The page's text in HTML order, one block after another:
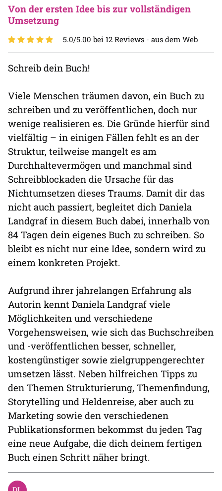
Von der ersten Idee bis zur vollständigen
Umsetzung
5.0/5.00 bei 12 Reviews - aus dem Web
Schreib dein Buch!
Viele Menschen träumen davon, ein Buch zu
schreiben und zu veröffentlichen, doch nur
wenige realisieren es. Die Gründe hierfür sind
vielfältig – in einigen Fällen fehlt es an der
Struktur, teilweise mangelt es am
Durchhaltevermögen und manchmal sind
Schreibblockaden die Ursache für das
Nichtumsetzen dieses Traums. Damit dir das
nicht auch passiert, begleitet dich Daniela
Landgraf in diesem Buch dabei, innerhalb von
84 Tagen dein eigenes Buch zu schreiben. So
bleibt es nicht nur eine Idee, sondern wird zu
einem konkreten Projekt.
Aufgrund ihrer jahrelangen Erfahrung als
Autorin kennt Daniela Landgraf viele
Möglichkeiten und verschiedene
Vorgehensweisen, wie sich das Buchschreiben
und -veröffentlichen besser, schneller,
kostengünstiger sowie zielgruppengerechter
umsetzen lässt. Neben hilfreichen Tipps zu
den Themen Strukturierung, Themenfindung,
Storytelling und Heldenreise, aber auch zu
Marketing sowie den verschiedenen
Publikationsformen bekommst du jeden Tag
eine neue Aufgabe, die dich deinem fertigen
Buch einen Schritt näher bringt.